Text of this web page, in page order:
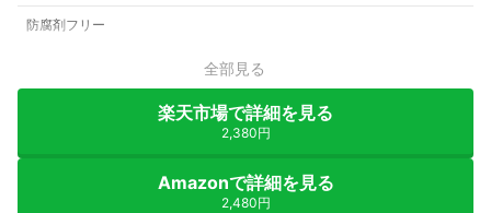
防腐剤フリー
全部見る
楽天市場で詳細を見る
2,380円
Amazonで詳細を見る
2,480円